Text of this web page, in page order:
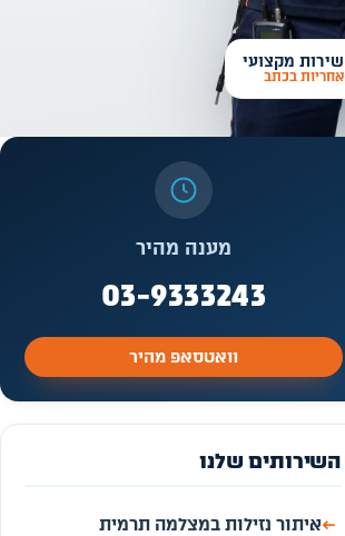
שירות מקצועי
אחריות בכתב
מענה מהיר
03-9333243
וואטסאפ מהיר
השירותים שלנו
←איתור נזילות במצלמה תרמית